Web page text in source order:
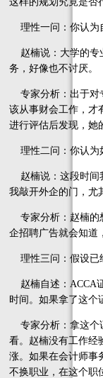
理性一问：你认为
赵楠说：大学的专
务，好像也不讨厌。
专家分析：出于对
该从事财会工作，才
进行评估后发现，她
理性二问：你认为
赵楠说：这段时间
我敲开外企的门，尤
专家分析：赵楠的
企招聘广告就会知道
理性三问：假设已
赵楠自述：ACCA
时间。如果拿了这个
专家分析：拿这个
看。赵楠没有工作经
涨。如果在会计师事
不换职业，在这个职